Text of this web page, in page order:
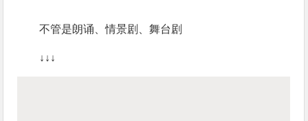
不管是朗诵、情景剧、舞台剧
↓↓↓